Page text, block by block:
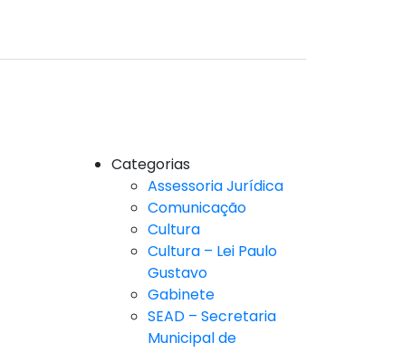
Categorias
Assessoria Jurídica
Comunicação
Cultura
Cultura – Lei Paulo
Gustavo
Gabinete
SEAD – Secretaria
Municipal de